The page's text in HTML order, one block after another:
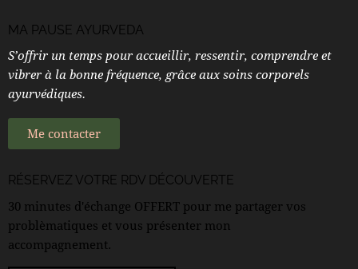
MA PAUSE AYURVEDA
S’offrir un temps pour accueillir, ressentir, comprendre et
vibrer à la bonne fréquence, grâce aux soins corporels
ayurvédiques.
Me contacter
RÉSERVEZ VOTRE RDV DÉCOUVERTE
30 minutes d'échange OFFERT pour me partager vos
problèmatiques et vous présenter mon
accompagnement.